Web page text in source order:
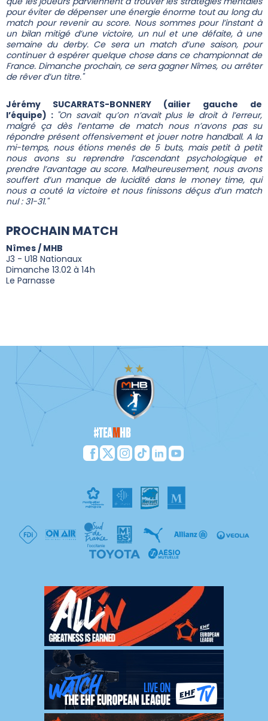
pour éviter de dépenser une énergie énorme tout au long du
match pour revenir au score. Nous sommes pour l’instant à
un bilan mitigé d’une victoire, un nul et une défaite, à une
semaine du derby. Ce sera un match d’une saison, pour
continuer à espérer quelque chose dans ce championnat de
France. Dimanche prochain, ce sera gagner Nîmes, ou arrêter
de rêver d’un titre."
Jérémy SUCARRATS-BONNERY (ailier gauche de
l’équipe) : "On savait qu’on n’avait plus le droit à l’erreur,
malgré ça dès l’entame de match nous n’avons pas su
répondre présent offensivement et jouer notre handball. A la
mi-temps, nous étions menés de 5 buts, mais petit à petit
nous avons su reprendre l’ascendant psychologique et
prendre l’avantage au score. Malheureusement, nous avons
souffert d’un manque de lucidité dans le money time, qui
nous a couté la victoire et nous finissons déçus d’un match
nul : 31-31."
PROCHAIN MATCH
Nîmes / MHB
J3 - U18 Nationaux
Dimanche 13.02 à 14h
Le Parnasse